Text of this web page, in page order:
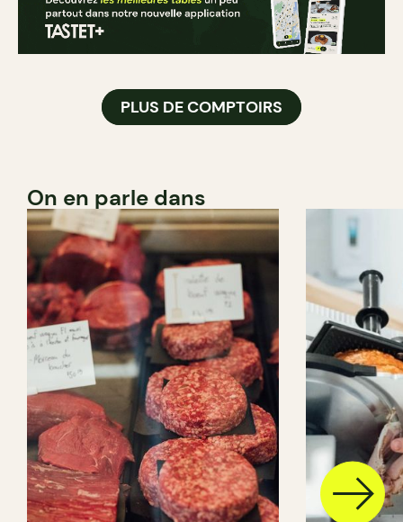
PLUS DE COMPTOIRS
On en parle dans